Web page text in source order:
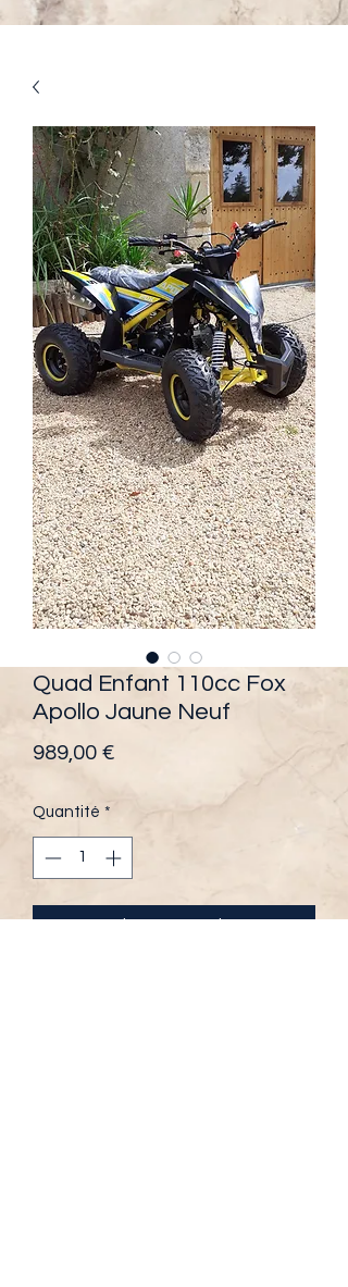
Quad Enfant 110cc Fox
Apollo Jaune Neuf
989,00 €Prix
Quantité *
Ajouter au panier